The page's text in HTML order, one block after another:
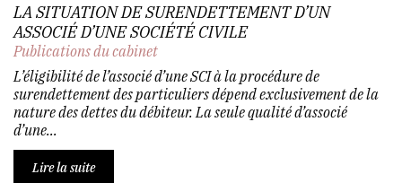
LA SITUATION DE SURENDETTEMENT D’UN
ASSOCIÉ D’UNE SOCIÉTÉ CIVILE
Publications du cabinet
L’éligibilité de l’associé d’une SCI à la procédure de
surendettement des particuliers dépend exclusivement de la
nature des dettes du débiteur. La seule qualité d’associé
d’une...
Lire la suite